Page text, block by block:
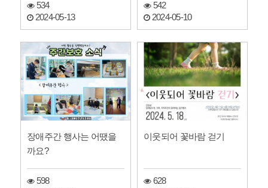
534
2024-05-13
542
2024-05-10
장애주간 행사는 어땠을
까요?
598
이웃되어 꽃바람 걷기
628